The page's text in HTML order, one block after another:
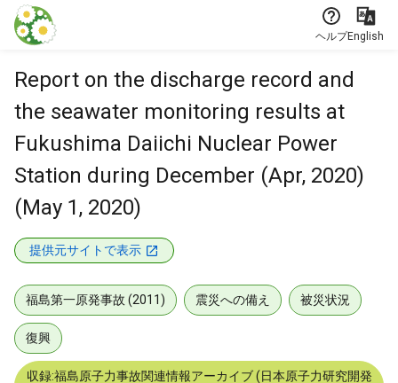
本文に飛ぶ
ヘルプEnglish
Report on the discharge record and
the seawater monitoring results at
Fukushima Daiichi Nuclear Power
Station during December (Apr, 2020)
(May 1, 2020)
提供元サイトで表示
福島第一原発事故 (2011) 震災への備え 被災状況
復興
収録:福島原子力事故関連情報アーカイブ (日本原子力研究開発